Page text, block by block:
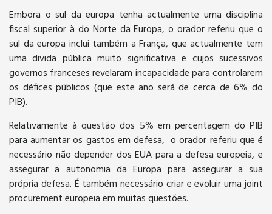
Embora o sul da europa tenha actualmente uma disciplina
fiscal superior à do Norte da Europa, o orador referiu que o
sul da europa inclui também a França, que actualmente tem
uma divida pública muito significativa e cujos sucessivos
governos franceses revelaram incapacidade para controlarem
os défices públicos (que este ano será de cerca de 6% do
PIB).
Relativamente à questão dos 5% em percentagem do PIB
para aumentar os gastos em defesa, o orador referiu que é
necessário não depender dos EUA para a defesa europeia, e
assegurar a autonomia da Europa para assegurar a sua
própria defesa. É também necessário criar e evoluir uma joint
procurement europeia em muitas questões.